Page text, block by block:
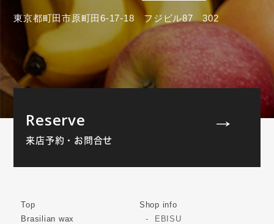
東京都町田市原町田6-17-18 フジビル87 302
Reserve
来店予約・お問合せ
Top
Brasilian wax
Shop info
EBISU